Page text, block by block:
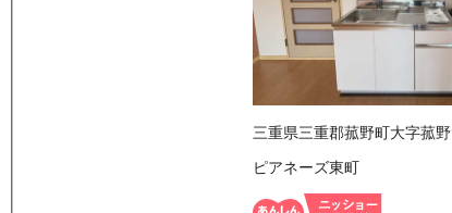
三重県三重郡菰野町大字菰野
ピアネーズ東町